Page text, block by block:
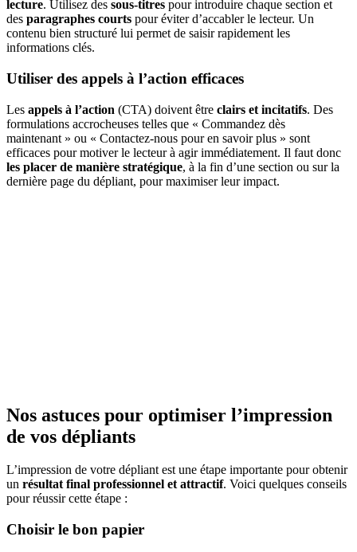
lecture. Utilisez des sous-titres pour introduire chaque section et
des paragraphes courts pour éviter d’accabler le lecteur. Un
contenu bien structuré lui permet de saisir rapidement les
informations clés.
Utiliser des appels à l’action efficaces
Les appels à l’action (CTA) doivent être clairs et incitatifs. Des
formulations accrocheuses telles que « Commandez dès
maintenant » ou « Contactez-nous pour en savoir plus » sont
efficaces pour motiver le lecteur à agir immédiatement. Il faut donc
les placer de manière stratégique, à la fin d’une section ou sur la
dernière page du dépliant, pour maximiser leur impact.
Nos astuces pour optimiser l’impression
de vos dépliants
L’impression de votre dépliant est une étape importante pour obtenir
un résultat final professionnel et attractif. Voici quelques conseils
pour réussir cette étape :
Choisir le bon papier